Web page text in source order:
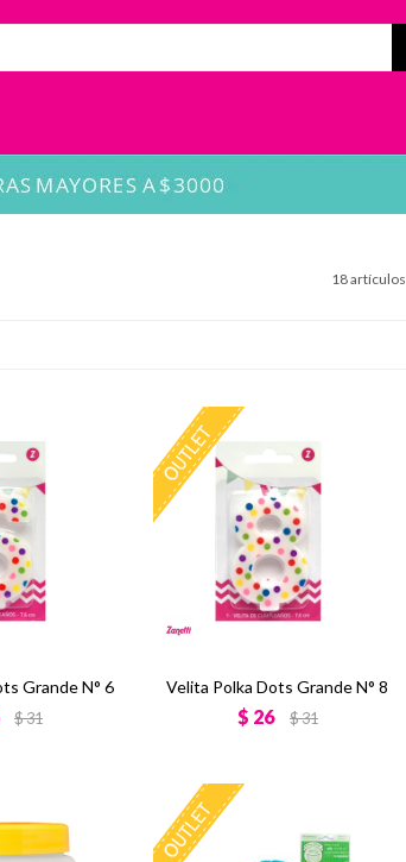
18 artículos
Grande N° 6
$31
Velita Polka Dots Grande N° 8
$ 26 $31